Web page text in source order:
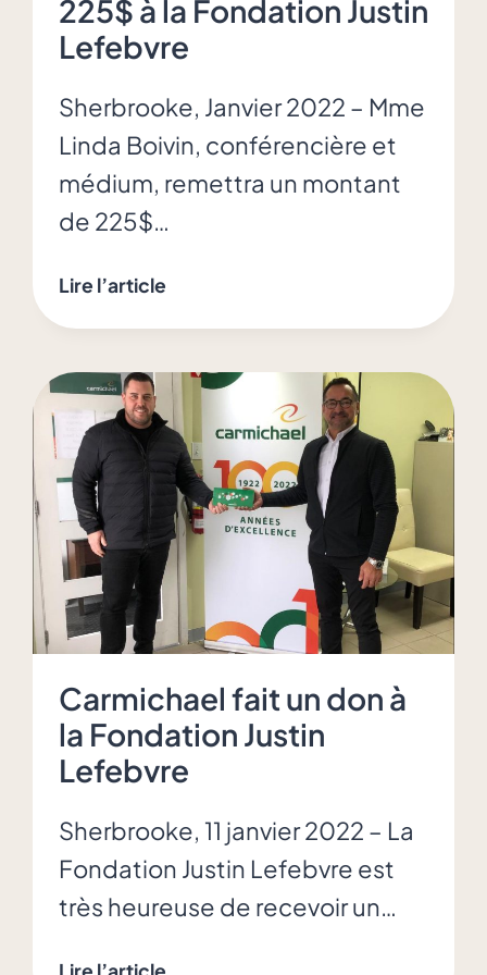
225$ à la Fondation Justin
Lefebvre
Sherbrooke, Janvier 2022 – Mme
Linda Boivin, conférencière et
médium, remettra un montant
de 225$…
Lire l’article
remet
225$
à
la
Fondation
Justin
Lefebvre
Carmichael fait un don à
la Fondation Justin
Lefebvre
Sherbrooke, 11 janvier 2022 – La
Fondation Justin Lefebvre est
très heureuse de recevoir un…